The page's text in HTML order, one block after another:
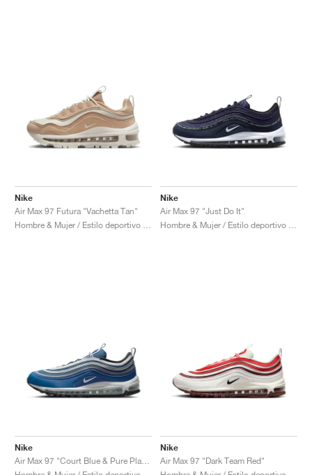
Nike
Air Max 97 Futura "Vachetta Tan"
Nike
Air Max 97 "Just Do It"
Nike
Nike
Air Max 97 "Dark Team Red"